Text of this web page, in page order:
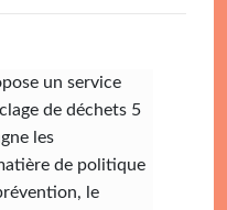
un service
de déchets 5
les
de politique
le